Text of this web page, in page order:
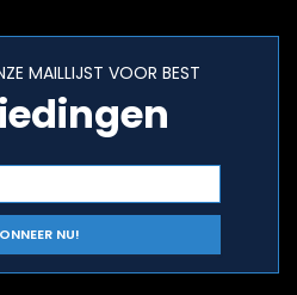
MAILLIJST VOOR BEST